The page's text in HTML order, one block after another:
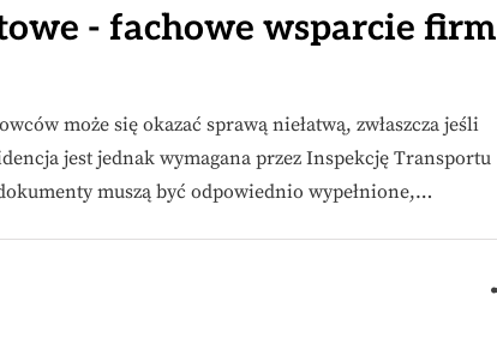
- fachowe wsparcie firm
może się okazać sprawą niełatwą, zwłaszcza jeśli
jest jednak wymagana przez Inspekcję Transportu
muszą być odpowiednio wypełnione,…